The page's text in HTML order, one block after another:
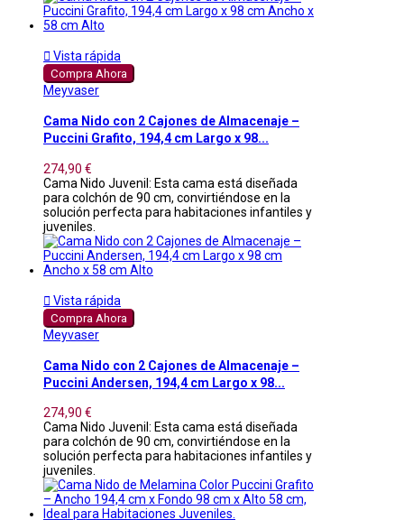
 Vista rápida
Compra Ahora
Meyvaser
Cama Nido con 2 Cajones de Almacenaje –
Puccini Grafito, 194,4 cm Largo x 98...
274,90 €
Cama Nido Juvenil: Esta cama está diseñada
para colchón de 90 cm, convirtiéndose en la
solución perfecta para habitaciones infantiles y
juveniles.
 Vista rápida
Compra Ahora
Meyvaser
Cama Nido con 2 Cajones de Almacenaje –
Puccini Andersen, 194,4 cm Largo x 98...
274,90 €
Cama Nido Juvenil: Esta cama está diseñada
para colchón de 90 cm, convirtiéndose en la
solución perfecta para habitaciones infantiles y
juveniles.